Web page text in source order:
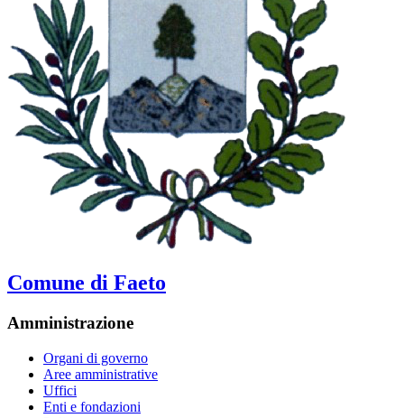
Comune di Faeto
Amministrazione
Organi di governo
Aree amministrative
Uffici
Enti e fondazioni